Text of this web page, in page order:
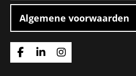
Algemene voorwaarden
Ga
Ga
Ga